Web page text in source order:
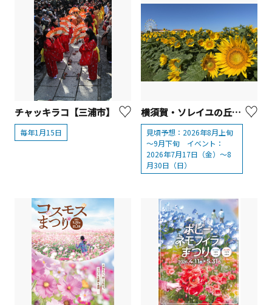
チャッキラコ【三浦市】
毎年1月15日
横須賀・ソレイユの丘「10万本のヒマワリ」
見頃予想：2026年8月上旬
～9月下旬 イベント：
2026年7月17日（金）～8
月30日（日）